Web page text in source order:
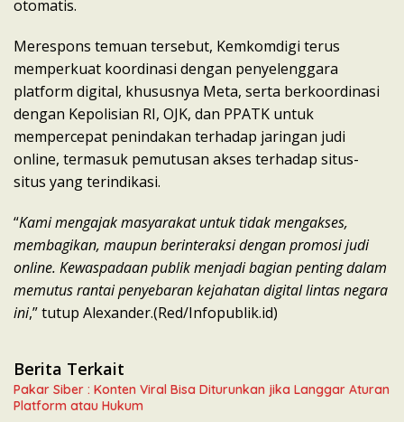
otomatis.
Merespons temuan tersebut, Kemkomdigi terus
memperkuat koordinasi dengan penyelenggara
platform digital, khususnya Meta, serta berkoordinasi
dengan Kepolisian RI, OJK, dan PPATK untuk
mempercepat penindakan terhadap jaringan judi
online, termasuk pemutusan akses terhadap situs-
situs yang terindikasi.
“Kami mengajak masyarakat untuk tidak mengakses,
membagikan, maupun berinteraksi dengan promosi judi
online. Kewaspadaan publik menjadi bagian penting dalam
memutus rantai penyebaran kejahatan digital lintas negara
ini,” tutup Alexander.(Red/Infopublik.id)
Berita Terkait
Pakar Siber : Konten Viral Bisa Diturunkan jika Langgar Aturan
Platform atau Hukum